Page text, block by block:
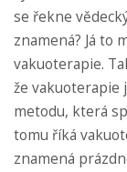
se řekne
znamená? Já to
vakuoterapie.
že vakuoterapie
metodu, která
tomu říká
znamená